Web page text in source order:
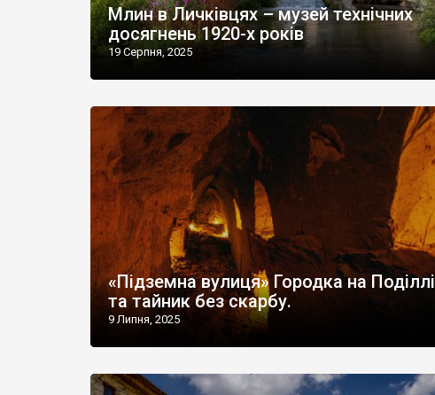
Млин в Личківцях – музей технічних
досягнень 1920-х років
19 Серпня, 2025
«Підземна вулиця» Городка на Поділлі
та тайник без скарбу.
9 Липня, 2025